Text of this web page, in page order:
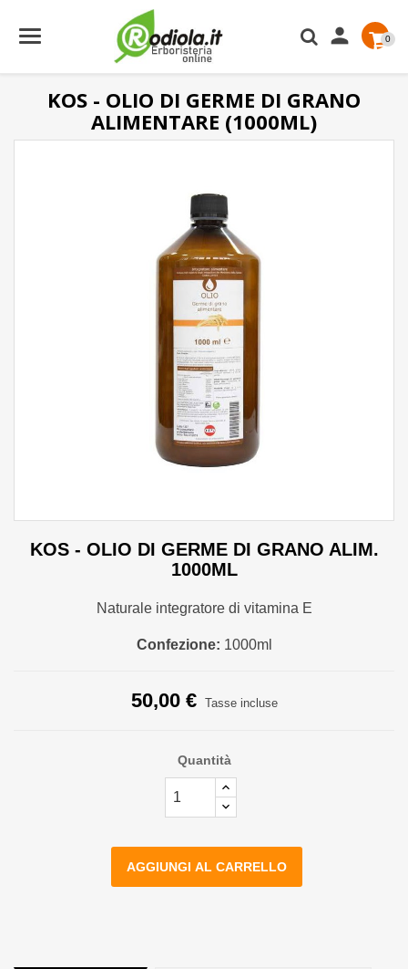
 0
KOS - OLIO DI GERME DI GRANO
ALIMENTARE (1000ML)
KOS - OLIO DI GERME DI GRANO ALIM.
1000ML
Naturale integratore di vitamina E
Confezione: 1000ml
50,00 € Tasse incluse
Quantità
AGGIUNGI AL CARRELLO